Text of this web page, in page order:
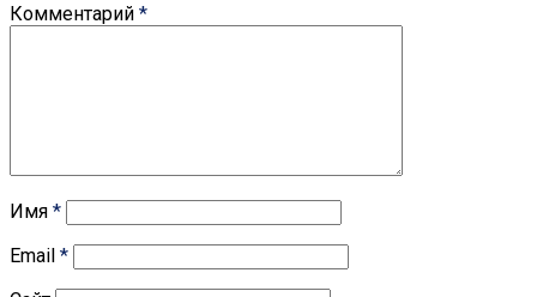
Комментарий *
Имя *
Email *